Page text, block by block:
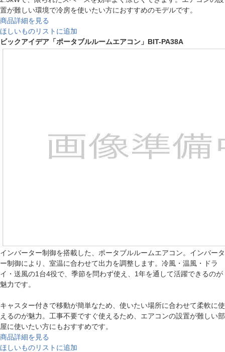
置が難しい環境で冷房を使いたい方におすすめのモデルです。
商品詳細を見る
ほしいものリストに追加
ビックアイデア「ポータブルルームエアコン」BIT-PA38A
インバーター制御を搭載した、ポータブルルームエアコン。インバータ
ー制御により、室温に合わせて出力を調整します。冷風・温風・ドラ
イ・送風の1台4役で、季節を問わず使え、1年を通して活躍できるのが
魅力です。
キャスター付きで移動が簡単なため、使いたい場所に合わせて柔軟に使
えるのが魅力。工事不要ですぐ使えるため、エアコンの設置が難しい部
屋に使いたい方にもおすすめです。
商品詳細を見る
ほしいものリストに追加